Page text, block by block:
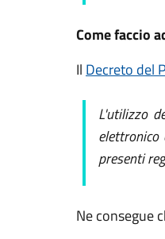
Come faccio
Il Decreto del
L'utilizzo
presenti
Ne consegue